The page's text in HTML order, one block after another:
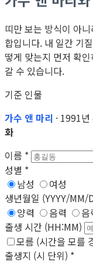
띠만 보는 방식이 아
합입니다. 내 일간 기
떻게 맞는지 먼저 확
갈 수 있습니다.
기준 인물
가수 앤 마리 · 1991
화
이름 *
성별 *
남성
여성
생년월일 (YYYY/MM/
양력
음력
음
출생 시간 (HH:MM)
모름 (시간을 모를
출생지 (시 단위) *